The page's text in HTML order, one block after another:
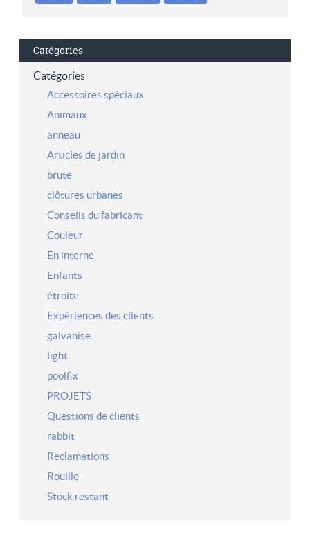
Catégories
Catégories
Accessoires spéciaux
Animaux
anneau
Articles de jardin
brute
clôtures urbanes
Conseils du fabricant
Couleur
En interne
Enfants
étroite
Expériences des clients
galvanise
light
poolfix
PROJETS
Questions de clients
rabbit
Reclamations
Rouille
Stock restant